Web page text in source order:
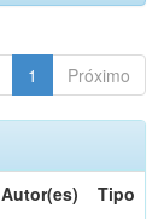
1 Próximo
Autor(es) Tipo